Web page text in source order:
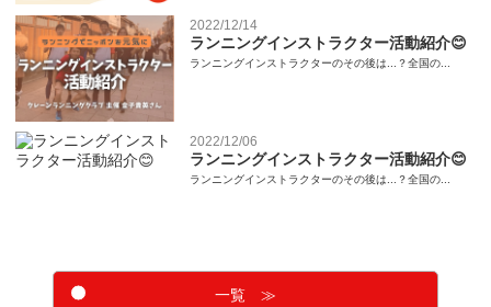
2022/12/14
ランニングインストラクター活動紹介😊
ランニングインストラクターのその後は...？全国の...
2022/12/06
ランニングインストラクター活動紹介😊
ランニングインストラクターのその後は...？全国の...
一覧 ≫